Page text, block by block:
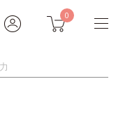
0